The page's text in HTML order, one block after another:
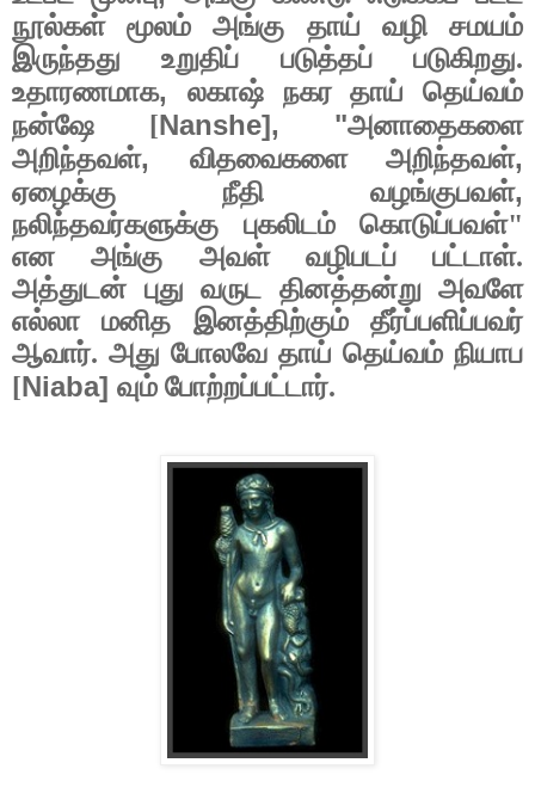
நூல்கள் மூலம் அங்கு தாய் வழி சமயம்
இருந்தது உறுதிப் படுத்தப் படுகிறது.
உதாரணமாக, லகாஷ் நகர தாய் தெய்வம்
நன்ஷே [Nanshe], "அனாதைகளை
அறிந்தவள், விதவைகளை அறிந்தவள்,
ஏழைக்கு நீதி வழங்குபவள்,
நலிந்தவர்களுக்கு புகலிடம் கொடுப்பவள்"
என அங்கு அவள் வழிபடப் பட்டாள்.
அத்துடன் புது வருட தினத்தன்று அவளே
எல்லா மனித இனத்திற்கும் தீர்ப்பளிப்பவர்
ஆவார். அது போலவே தாய் தெய்வம் நியாப
[Niaba] வும் போற்றப்பட்டார்.